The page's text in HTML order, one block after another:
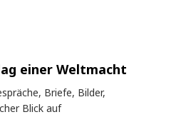
einer Weltmacht
Briefe, Bilder,
Blick auf